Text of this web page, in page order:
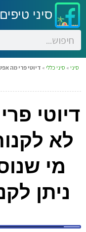
סיני
סיני » סיני כללי » דיוטי פרי מה
דיוטי
לא
מי
ניתן